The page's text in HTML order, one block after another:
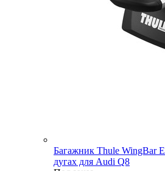
Багажник Thule WingBar
дугах для Audi Q8